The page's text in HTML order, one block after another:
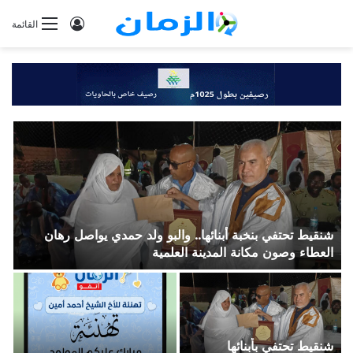
القائمةتسجيل
شنقيط تحتفي بنخبة أبنائها.. والبو ولد حمدي يواصل رهان
العطاء وصون مكانة المدينة العلمية
شنقيط تحتفي بأبنائها